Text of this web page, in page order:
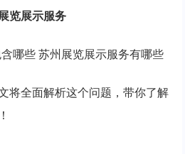
览展示服务
将全面解析这个问题，带你了解